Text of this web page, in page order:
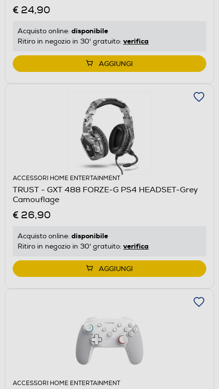
€ 24,90
Acquisto online: disponibile
Ritiro in negozio in 30' gratuito: verifica
AGGIUNGI
ACCESSORI HOME ENTERTAINMENT
TRUST - GXT 488 FORZE-G PS4 HEADSET-Grey
Camouflage
€ 26,90
Acquisto online: disponibile
Ritiro in negozio in 30' gratuito: verifica
AGGIUNGI
ACCESSORI HOME ENTERTAINMENT